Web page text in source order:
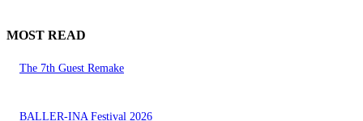
MOST READ
The 7th Guest Remake
BALLER-INA Festival 2026